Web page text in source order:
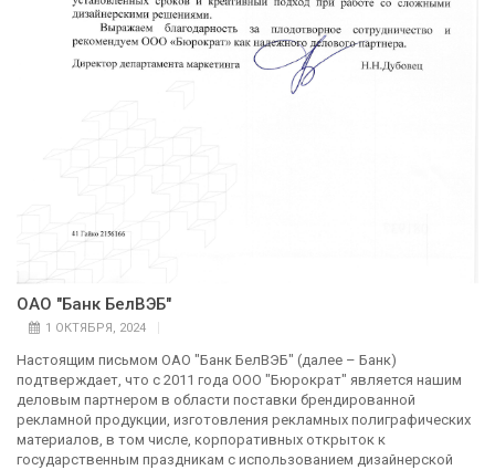
ОАО "Банк БелВЭБ"
1 ОКТЯБРЯ, 2024
Настоящим письмом ОАО "Банк БелВЭБ" (далее – Банк)
подтверждает, что с 2011 года ООО "Бюрократ" является нашим
деловым партнером в области поставки брендированной
рекламной продукции, изготовления рекламных полиграфических
материалов, в том числе, корпоративных открыток к
государственным праздникам с использованием дизайнерской